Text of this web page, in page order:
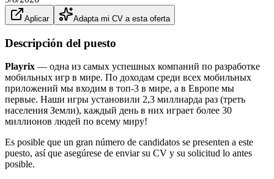
Aplicar Adapta mi CV a esta oferta
Descripción del puesto
Playrix — одна из самых успешных компаний по разработке
мобильных игр в мире. По доходам среди всех мобильных
приложений мы входим в топ-3 в мире, а в Европе мы
первые. Наши игры установили 2,3 миллиарда раз (треть
населения Земли), каждый день в них играет более 30
миллионов людей по всему миру!
Es posible que un gran número de candidatos se presenten a este
puesto, así que asegúrese de enviar su CV y su solicitud lo antes
posible.